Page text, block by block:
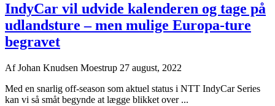
IndyCar vil udvide kalenderen og tage på
udlandsture – men mulige Europa-ture
begravet
AfJohan Knudsen Moestrup 27 august, 2022
Med en snarlig off-season som aktuel status i NTT IndyCar Series
kan vi så småt begynde at lægge blikket over ...